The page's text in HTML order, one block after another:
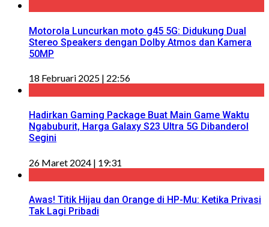
Motorola Luncurkan moto g45 5G: Didukung Dual
Stereo Speakers dengan Dolby Atmos dan Kamera
50MP
18 Februari 2025 | 22:56
Hadirkan Gaming Package Buat Main Game Waktu
Ngabuburit, Harga Galaxy S23 Ultra 5G Dibanderol
Segini
26 Maret 2024 | 19:31
Awas! Titik Hijau dan Orange di HP-Mu: Ketika Privasi
Tak Lagi Pribadi